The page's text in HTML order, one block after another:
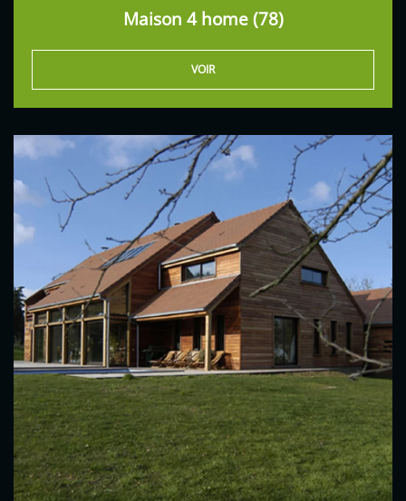
Maison 4 home (78)
VOIR